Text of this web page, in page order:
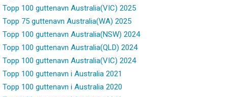
Topp 100 guttenavn Australia(VIC) 2025
Topp 75 guttenavn Australia(WA) 2025
Topp 100 guttenavn Australia(NSW) 2024
Topp 100 guttenavn Australia(QLD) 2024
Topp 100 guttenavn Australia(VIC) 2024
Topp 100 guttenavn i Australia 2021
Topp 100 guttenavn i Australia 2020